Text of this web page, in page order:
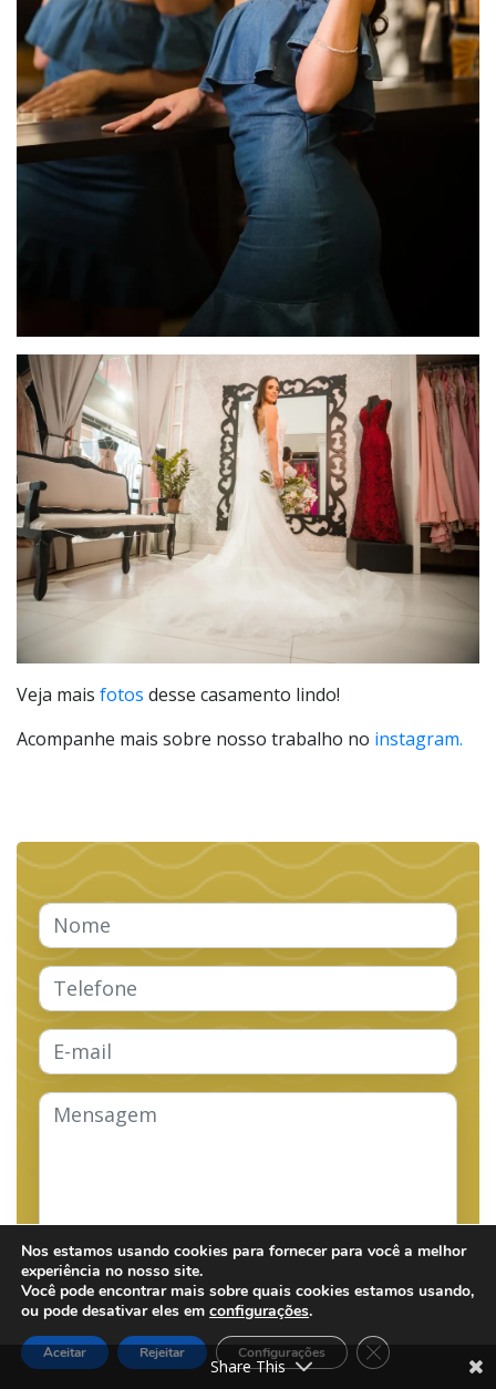
Veja mais fotos desse casamento lindo!
Acompanhe mais sobre nosso trabalho no instagram.
Enviar
Nos estamos usando cookies para fornecer para você a melhor
experiência no nosso site.
Você pode encontrar mais sobre quais cookies estamos usando,
ou pode desativar eles em configurações.
Aceitar Rejeitar Configurações
Close GDPR
Share This